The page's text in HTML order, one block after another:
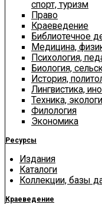
спорт, туризм
Право
Краеведение
Библиотечное
Медицина,
Психология,
Биология,
История,
Лингвистика,
Техника,
Филология
Экономика
Ресурсы
Издания
Каталоги
Коллекции, базы
Краеведение